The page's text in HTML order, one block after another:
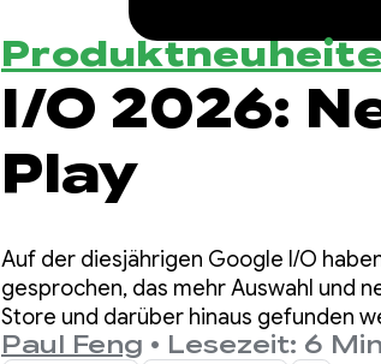
I/O 2026:
Play
Auf der diesjährigen Google I/O
gesprochen, das mehr Auswahl und
Store und darüber hinaus gefunden
Statistiken vorgestellt, mit denen Sie
Paul Feng • Lesezeit: 6